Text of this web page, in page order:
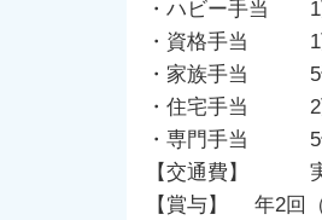
・ハビー手当 1
・資格手当 1万
・家族手当 5
・住宅手当 2
・専門手当 5
【交通費】 実
【賞与】 年2回（